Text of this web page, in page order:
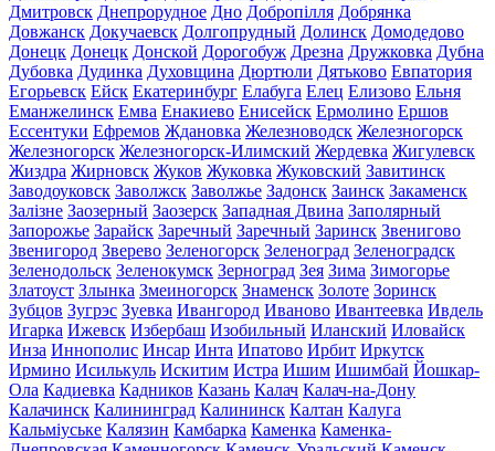
Дмитровск Днепрорудное Дно Добропілля Добрянка
Довжанск Докучаевск Долгопрудный Долинск Домодедово
Донецк Донецк Донской Дорогобуж Дрезна Дружковка Дубна
Дубовка Дудинка Духовщина Дюртюли Дятьково Евпатория
Егорьевск Ейск Екатеринбург Елабуга Елец Елизово Ельня
Еманжелинск Емва Енакиево Енисейск Ермолино Ершов
Ессентуки Ефремов Ждановка Железноводск Железногорск
Железногорск Железногорск-Илимский Жердевка Жигулевск
Жиздра Жирновск Жуков Жуковка Жуковский Завитинск
Заводоуковск Заволжск Заволжье Задонск Заинск Закаменск
Залізне Заозерный Заозерск Западная Двина Заполярный
Запорожье Зарайск Заречный Заречный Заринск Звенигово
Звенигород Зверево Зеленогорск Зеленоград Зеленоградск
Зеленодольск Зеленокумск Зерноград Зея Зима Зимогорье
Златоуст Злынка Змеиногорск Знаменск Золоте Зоринск
Зубцов Зугрэс Зуевка Ивангород Иваново Ивантеевка Ивдель
Игарка Ижевск Избербаш Изобильный Иланский Иловайск
Инза Иннополис Инсар Инта Ипатово Ирбит Иркутск
Ирмино Исилькуль Искитим Истра Ишим Ишимбай Йошкар-
Ола Кадиевка Кадников Казань Калач Калач-на-Дону
Калачинск Калининград Калининск Калтан Калуга
Кальміуське Калязин Камбарка Каменка Каменка-